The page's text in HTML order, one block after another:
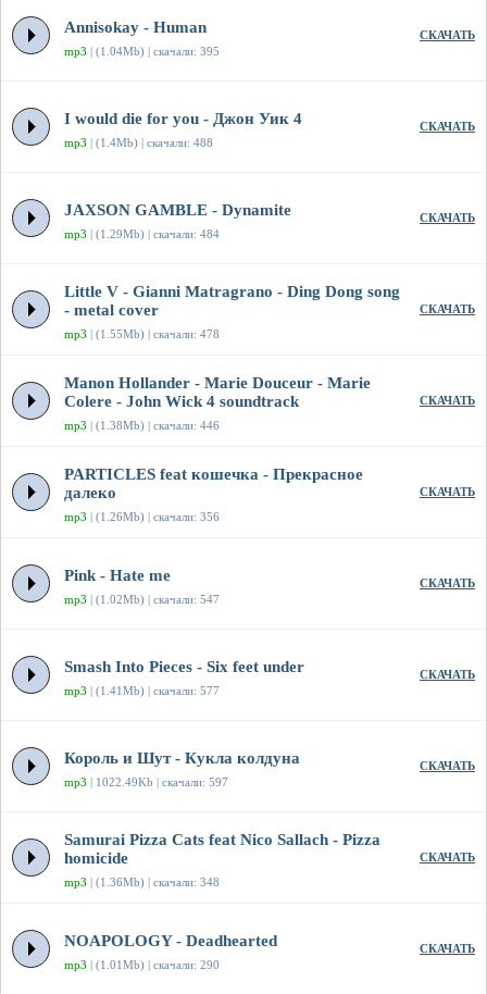
Annisokay - Human
mp3 | (1.04Mb) | скачали: 395
СКАЧАТЬ
I would die for you - Джон Уик 4
mp3 | (1.4Mb) | скачали: 488
СКАЧАТЬ
JAXSON GAMBLE - Dynamite
mp3 | (1.29Mb) | скачали: 484
СКАЧАТЬ
Little V - Gianni Matragrano - Ding Dong song
- metal cover
mp3 | (1.55Mb) | скачали: 478
СКАЧАТЬ
Manon Hollander - Marie Douceur - Marie
Colere - John Wick 4 soundtrack
mp3 | (1.38Mb) | скачали: 446
СКАЧАТЬ
PARTICLES feat кошечка - Прекрасное
далеко
mp3 | (1.26Mb) | скачали: 356
СКАЧАТЬ
Pink - Hate me
mp3 | (1.02Mb) | скачали: 547
СКАЧАТЬ
Smash Into Pieces - Six feet under
mp3 | (1.41Mb) | скачали: 577
СКАЧАТЬ
Король и Шут - Кукла колдуна
mp3 | 1022.49Kb | скачали: 597
СКАЧАТЬ
Samurai Pizza Cats feat Nico Sallach - Pizza
homicide
mp3 | (1.36Mb) | скачали: 348
СКАЧАТЬ
NOAPOLOGY - Deadhearted
mp3 | (1.01Mb) | скачали: 290
СКАЧАТЬ